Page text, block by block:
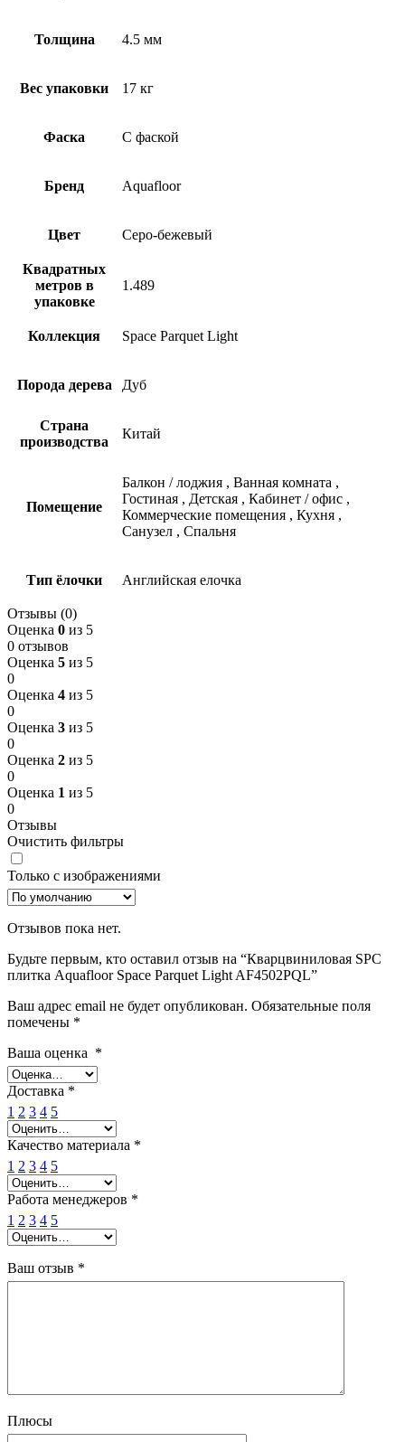
Толщина 4.5 мм
Вес упаковки 17 кг
Фаска С фаской
Бренд Aquafloor
Цвет Серо-бежевый
Квадратных
метров в
упаковке
1.489
Коллекция Space Parquet Light
Порода дерева Дуб
Страна
производства
Китай
Помещение
Балкон / лоджия , Ванная комната ,
Гостиная , Детская , Кабинет / офис ,
Коммерческие помещения , Кухня ,
Санузел , Спальня
Тип ёлочки Английская елочка
Отзывы (0)
Оценка 0 из 5
0 отзывов
Оценка 5 из 5
0
Оценка 4 из 5
0
Оценка 3 из 5
0
Оценка 2 из 5
0
Оценка 1 из 5
0
Отзывы
Очистить фильтры
Только с изображениями
Отзывов пока нет.
Будьте первым, кто оставил отзыв на “Кварцвиниловая SPC
плитка Aquafloor Space Parquet Light AF4502PQL”
Ваш адрес email не будет опубликован. Обязательные поля
помечены *
Ваша оценка *
Доставка *
1 2 3 4 5
Качество материала *
1 2 3 4 5
Работа менеджеров *
1 2 3 4 5
Ваш отзыв *
Плюсы